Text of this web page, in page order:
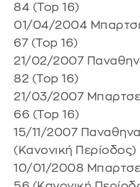
84 (Top 16)
01/04/2004
67 (Top 16)
21/02/2007
82 (Top 16)
21/03/2007
66 (Top 16)
15/11/2007
(Κανονική Περίοδος)
10/01/2008